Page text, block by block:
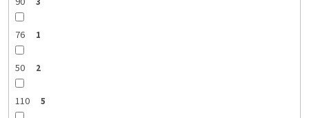
76 1
50 2
110 5